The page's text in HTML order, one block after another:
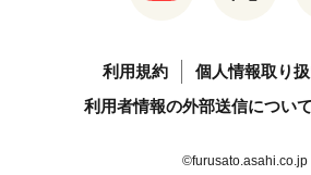
利用規約
個人情報取り
利用者情報の外部送信について
©furusato.asahi.co.jp